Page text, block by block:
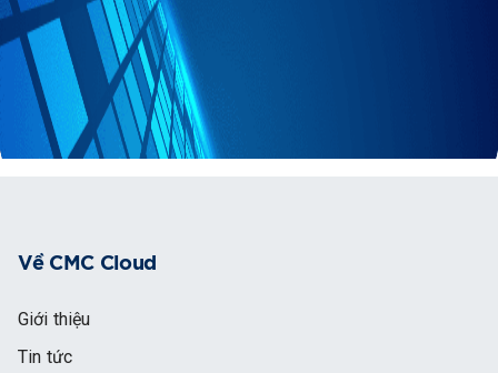
Về CMC Cloud
Giới thiệu
Tin tức